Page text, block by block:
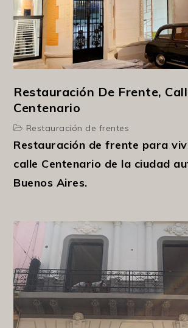
Restauración De Frente,
Centenario
Restauración de frentes
Restauración de frente para
calle Centenario de la ciudad
Buenos Aires.